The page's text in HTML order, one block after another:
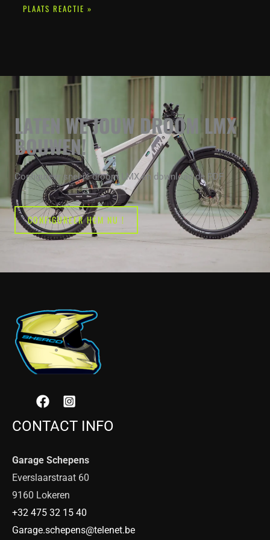
LATEN WE JOUW DROOM LMX
BOUWEN!
Configureer snel je droom LMX en download de PDF
CONFIGUREER HEM NU !
CONTACT INFO
Garage Schepens
Everslaarstraat 60
9160 Lokeren
+32 475 32 15 40
Garage.schepens@telenet.be